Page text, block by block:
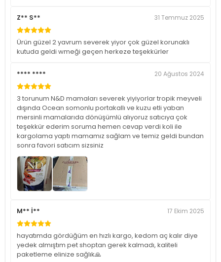
Z** S** 31 Temmuz 2025
Ürün güzel 2 yavrum severek yiyor çok güzel korunaklı
kutuda geldi wmeği geçen herkeze teşekkürler
**** **** 20 Ağustos 2024
3 torunum N&D mamaları severek yiyiyorlar tropik meyveli
dışında Ocean somonlu portakallı ve kuzu etli yaban
mersinli mamalarıda dönüşümlü alıyoruz satıcıya çok
teşekkür ederim soruma hemen cevap verdi koli ile
kargolama yaptı mamamız sağlam ve temiz geldi bundan
sonra favori satıcım sizsiniz
M** İ** 17 Ekim 2025
hayatımda gördüğüm en hızlı kargo, kedom aç kalır diye
yedek almıştım pet shoptan gerek kalmadı, kaliteli
paketleme elinize sağlık🙏